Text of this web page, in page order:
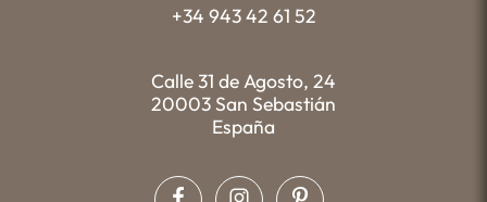
+34 943 42 61 52
Calle 31 de Agosto, 24
20003 San Sebastián
España